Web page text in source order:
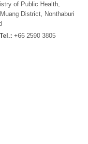
of Public Health,
District, Nonthaburi
Tel.: +66 2590 3805